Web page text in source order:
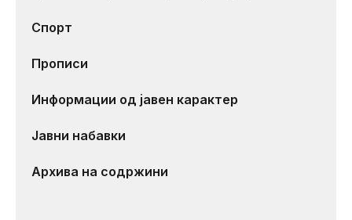
Спорт
Прописи
Информации од јавен карактер
Јавни набавки
Архива на содржини